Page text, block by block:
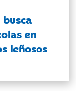
en
leñosos